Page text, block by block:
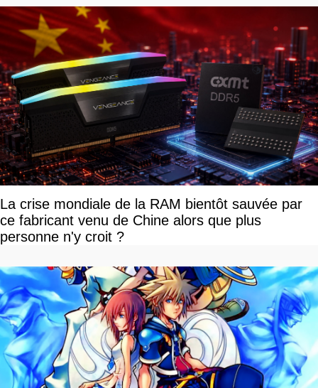
La crise mondiale de la RAM bientôt sauvée par
ce fabricant venu de Chine alors que plus
personne n'y croit ?